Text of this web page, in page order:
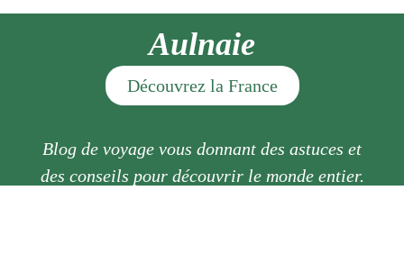
Aulnaie
Découvrez la France
Blog de voyage vous donnant des astuces et
des conseils pour découvrir le monde entier.